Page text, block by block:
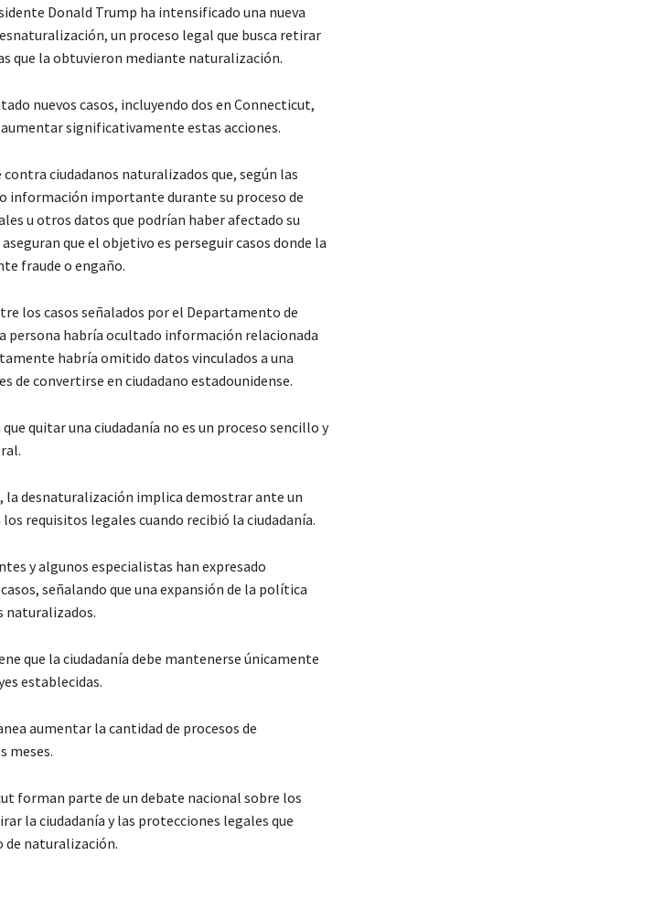
Donald Trump ha intensificado una nueva
un proceso legal que busca retirar
que la obtuvieron mediante naturalización.
nuevos casos, incluyendo dos en Connecticut,
significativamente estas acciones.
ciudadanos naturalizados que, según las
información importante durante su proceso de
u otros datos que podrían haber afectado su
que el objetivo es perseguir casos donde la
fraude o engaño.
los casos señalados por el Departamento de
persona habría ocultado información relacionada
habría omitido datos vinculados a una
de convertirse en ciudadano estadounidense.
quitar una ciudadanía no es un proceso sencillo y
la desnaturalización implica demostrar ante un
requisitos legales cuando recibió la ciudadanía.
y algunos especialistas han expresado
señalando que una expansión de la política
naturalizados.
que la ciudadanía debe mantenerse únicamente
establecidas.
aumentar la cantidad de procesos de
meses.
forman parte de un debate nacional sobre los
la ciudadanía y las protecciones legales que
de naturalización.